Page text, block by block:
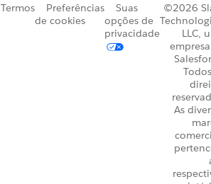
Termos
Preferências
de cookies
Suas
opções de
privacidade
©2026
LLC,
As